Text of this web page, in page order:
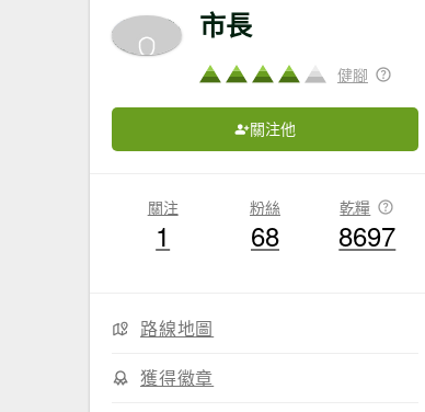
市長
健腳
關注他
關注
1
粉絲
68
乾糧
8697
路線地圖
獲得徽章